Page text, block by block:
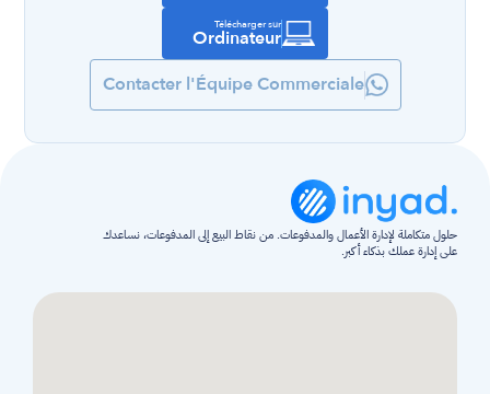
Télécharger sur
Ordinateur
Contacter l'Équipe Commerciale
على إدارة عملك بذكاء أكبر.